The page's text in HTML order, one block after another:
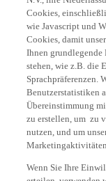
Cookies,
wie Javascript und
Cookies, damit
Ihnen
stehen, wie z.B. die
Sprachpräferenzen.
Benutzerstatistiken
Übereinstimmung
zu erstellen, um zu
nutzen, und um
Marketingaktivitäten
erteilen,